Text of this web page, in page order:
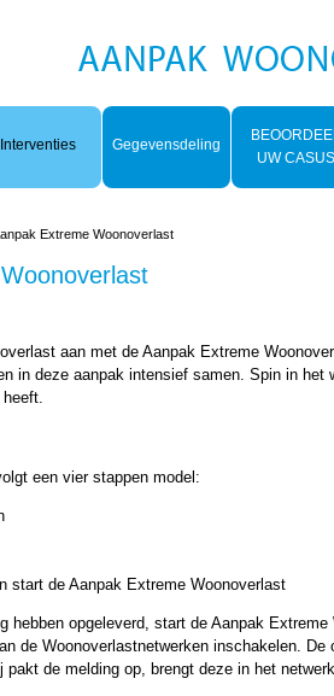
Interventies Gegevensdeling
UW CASUS
Extreme Woonoverlast
aan met de Aanpak Extreme
in deze aanpak intensief samen. Spin in het
een vier stappen model:
start de Aanpak Extreme Woonoverlast
hebben opgeleverd, start de Aanpak Extreme
de Woonoverlastnetwerken inschakelen. De
de melding op, brengt deze in het